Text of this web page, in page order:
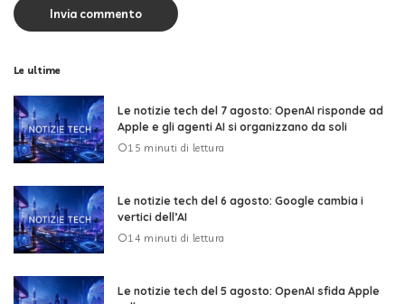
Le ultime
Le notizie tech del 7 agosto: OpenAI risponde ad
Apple e gli agenti AI si organizzano da soli
15 minuti di lettura
Le notizie tech del 6 agosto: Google cambia i
vertici dell’AI
14 minuti di lettura
Le notizie tech del 5 agosto: OpenAI sfida Apple